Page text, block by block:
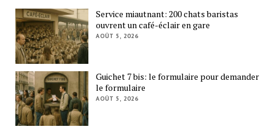
Service miautnant: 200 chats baristas
ouvrent un café-éclair en gare
AOÛT 5, 2026
Guichet 7 bis: le formulaire pour demander
le formulaire
AOÛT 5, 2026